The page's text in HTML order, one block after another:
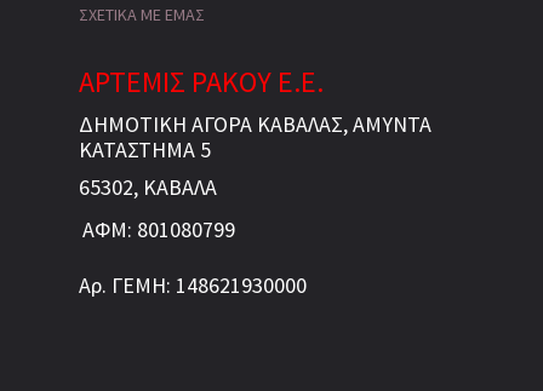
ΣΧΕΤΙΚΑ ΜΕ ΕΜΑΣ
ΑΡΤΕΜΙΣ ΡΑΚΟΥ Ε.Ε.
ΔΗΜΟΤΙΚΗ ΑΓΟΡΑ ΚΑΒΑΛΑΣ, ΑΜΥΝΤΑ
ΚΑΤΑΣΤΗΜΑ 5
65302, ΚΑΒΑΛΑ
ΑΦΜ: 801080799
Αρ. ΓΕΜΗ: 148621930000